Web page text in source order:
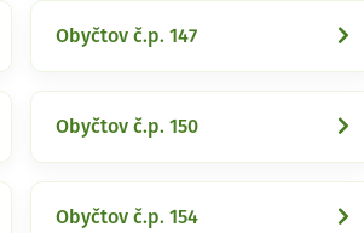
Obyčtov č.p. 147
Obyčtov č.p. 150
Obyčtov č.p. 154